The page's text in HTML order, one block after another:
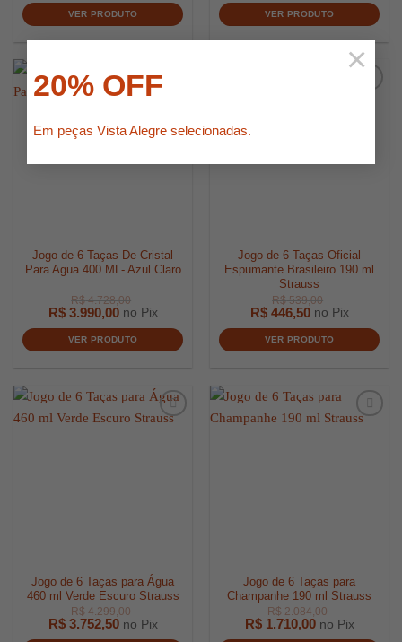
20% OFF
Em peças Vista Alegre selecionadas.
×
112,00
VER PRODUTO VER PRODUTO
Jogo de 6 Taças De Cristal
Para Agua 400 ML- Azul Claro
R$3.990,00 no Pix
VER PRODUTO
Jogo de 6 Taças Oficial
Espumante Brasileiro 190 ml
Strauss
R$446,50 no Pix
VER PRODUTO
Jogo de 6 Taças para Água
460 ml Verde Escuro Strauss
R$3.752,50 no Pix
Jogo de 6 Taças para
Champanhe 190 ml Strauss
R$1.710,00 no Pix